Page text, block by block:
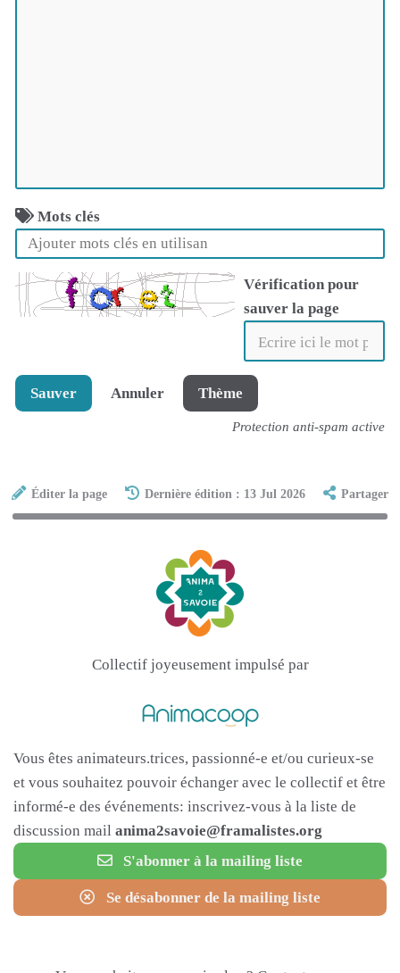
Mots clés
Vérification pour
sauver la page
Sauver Annuler Thème
Protection anti-spam active
Éditer la page Dernière édition : 13 Jul 2026 Partager
Collectif joyeusement impulsé par
Vous êtes animateurs.trices, passionné-e et/ou curieux-se
et vous souhaitez pouvoir échanger avec le collectif et être
informé-e des événements: inscrivez-vous à la liste de
discussion mail anima2savoie@framalistes.org
S'abonner à la mailing liste
Se désabonner de la mailing liste